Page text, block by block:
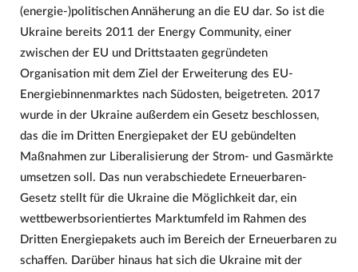
(energie-)politischen Annäherung an die EU dar. So ist die
Ukraine bereits 2011 der Energy Community, einer
zwischen der EU und Drittstaaten gegründeten
Organisation mit dem Ziel der Erweiterung des EU-
Energiebinnenmarktes nach Südosten, beigetreten. 2017
wurde in der Ukraine außerdem ein Gesetz beschlossen,
das die im Dritten Energiepaket der EU gebündelten
Maßnahmen zur Liberalisierung der Strom- und Gasmärkte
umsetzen soll. Das nun verabschiedete Erneuerbaren-
Gesetz stellt für die Ukraine die Möglichkeit dar, ein
wettbewerbsorientiertes Marktumfeld im Rahmen des
Dritten Energiepakets auch im Bereich der Erneuerbaren zu
schaffen. Darüber hinaus hat sich die Ukraine mit der